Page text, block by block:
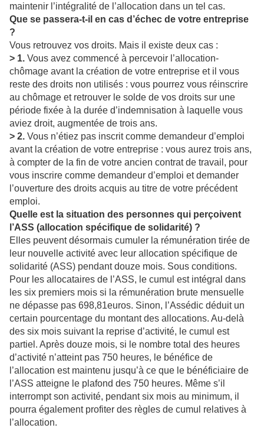
maintenir l’intégralité de l’allocation dans un tel cas.
Que se passera-t-il en cas d’échec de votre entreprise
?
Vous retrouvez vos droits. Mais il existe deux cas :
> 1. Vous avez commencé à percevoir l’allocation-
chômage avant la création de votre entreprise et il vous
reste des droits non utilisés : vous pourrez vous réinscrire
au chômage et retrouver le solde de vos droits sur une
période fixée à la durée d’indemnisation à laquelle vous
aviez droit, augmentée de trois ans.
> 2. Vous n’étiez pas inscrit comme demandeur d’emploi
avant la création de votre entreprise : vous aurez trois ans,
à compter de la fin de votre ancien contrat de travail, pour
vous inscrire comme demandeur d’emploi et demander
l’ouverture des droits acquis au titre de votre précédent
emploi.
Quelle est la situation des personnes qui perçoivent
l’ASS (allocation spécifique de solidarité) ?
Elles peuvent désormais cumuler la rémunération tirée de
leur nouvelle activité avec leur allocation spécifique de
solidarité (ASS) pendant douze mois. Sous conditions.
Pour les allocataires de l’ASS, le cumul est intégral dans
les six premiers mois si la rémunération brute mensuelle
ne dépasse pas 698,81euros. Sinon, l’Assédic déduit un
certain pourcentage du montant des allocations. Au-delà
des six mois suivant la reprise d’activité, le cumul est
partiel. Après douze mois, si le nombre total des heures
d’activité n’atteint pas 750 heures, le bénéfice de
l’allocation est maintenu jusqu’à ce que le bénéficiaire de
l’ASS atteigne le plafond des 750 heures. Même s’il
interrompt son activité, pendant six mois au minimum, il
pourra également profiter des règles de cumul relatives à
l’allocation.